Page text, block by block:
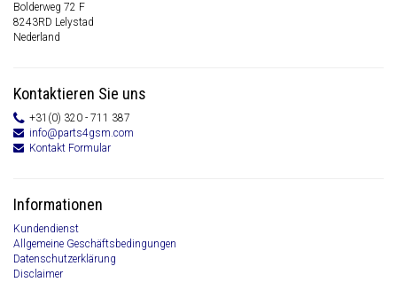
Bolderweg 72 F
8243RD Lelystad
Nederland
Kontaktieren Sie uns
+31(0) 320 - 711 387
info@parts4gsm.com
Kontakt Formular
Informationen
Kundendienst
Allgemeine Geschäftsbedingungen
Datenschutzerklärung
Disclaimer